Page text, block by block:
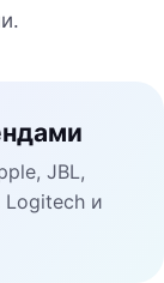
JBL,
Logitech и